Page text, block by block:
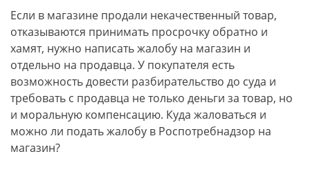
Если в магазине продали некачественный товар,
отказываются принимать просрочку обратно и
хамят, нужно написать жалобу на магазин и
отдельно на продавца. У покупателя есть
возможность довести разбирательство до суда и
требовать с продавца не только деньги за товар, но
и моральную компенсацию. Куда жаловаться и
можно ли подать жалобу в Роспотребнадзор на
магазин?